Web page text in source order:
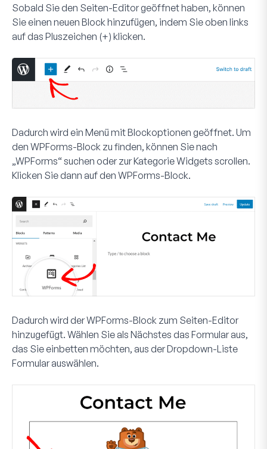
Sobald Sie den Seiten-Editor geöffnet haben, können
Sie einen neuen Block hinzufügen, indem Sie oben links
auf das Pluszeichen (+) klicken.
Dadurch wird ein Menü mit Blockoptionen geöffnet. Um
den WPForms-Block zu finden, können Sie nach
„WPForms“ suchen oder zur KategorieWidgets scrollen.
Klicken Sie dann auf den WPForms-Block.
Dadurch wird der WPForms-Block zum Seiten-Editor
hinzugefügt. Wählen Sie als Nächstes das Formular aus,
das Sie einbetten möchten, aus der Dropdown-Liste
Formular auswählen.